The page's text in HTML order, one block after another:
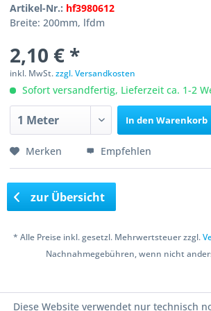
Artikel-Nr.: hf3980612
Breite: 200mm, lfdm
2,10 € *
inkl. MwSt.zzgl. Versandkosten
Sofort versandfertig, Lieferzeit ca. 1-2
In den Warenkorb
Merken Empfehlen
zur Übersicht
* Alle Preise inkl. gesetzl. Mehrwertsteuer zzgl.
Nachnahmegebühren, wenn nicht
Diese Website verwendet nur technisch